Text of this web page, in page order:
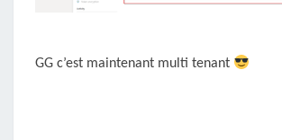
GG c’est maintenant multi tenant